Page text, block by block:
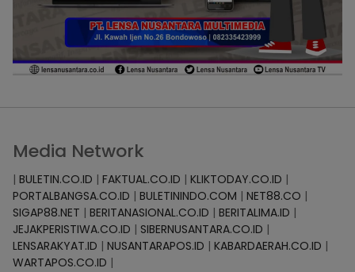
Media Network
| BULETIN.CO.ID | FAKTUAL.CO.ID | KLIKTODAY.CO.ID |
PORTALBANGSA.CO.ID | BULETININDO.COM | NET88.CO |
SIGAP88.NET | BERITANASIONAL.CO.ID | BERITALIMA.ID |
JEJAKPERISTIWA.CO.ID | SIBERNUSANTARA.CO.ID |
LENSARAKYAT.ID | NUSANTARAPOS.ID | KABARDAERAH.CO.ID |
WARTAPOS.CO.ID |